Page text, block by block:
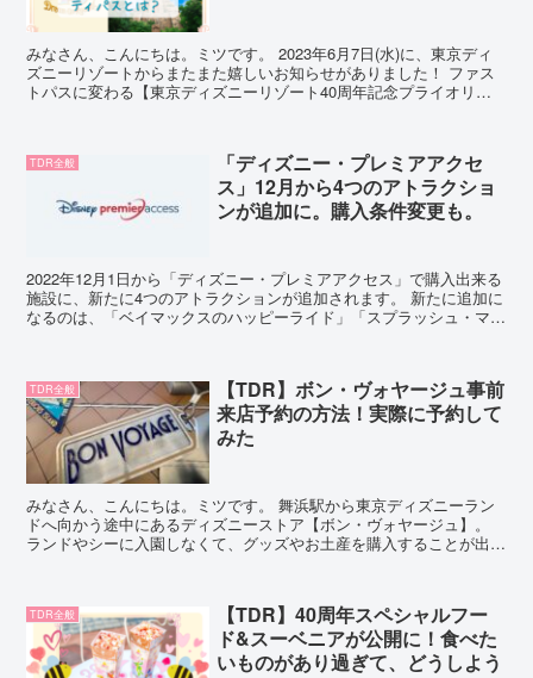
みなさん、こんにちは。ミツです。 2023年6月7日(水)に、東京ディ
ズニーリゾートからまたまた嬉しいお知らせがありました！ ファス
トパスに変わる【東京ディズニーリゾート40周年記念プライオリテ
TDR全般
「ディズニー・プレミアアクセ
ス」12月から4つのアトラクショ
ンが追加に。購入条件変更も。
2022年12月1日から「ディズニー・プレミアアクセス」で購入出来る
施設に、新たに4つのアトラクションが追加されます。 新たに追加に
なるのは、「ベイマックスのハッピーライド」「スプラッシュ・マウ
TDR全般
【TDR】ボン・ヴォヤージュ事前
来店予約の方法！実際に予約して
みた
みなさん、こんにちは。ミツです。 舞浜駅から東京ディズニーラン
ドへ向かう途中にあるディズニーストア【ボン・ヴォヤージュ】。
ランドやシーに入園しなくて、グッズやお土産を購入することが出来
TDR全般
【TDR】40周年スペシャルフー
ド&スーベニアが公開に！食べた
いものがあり過ぎて、どうしよう